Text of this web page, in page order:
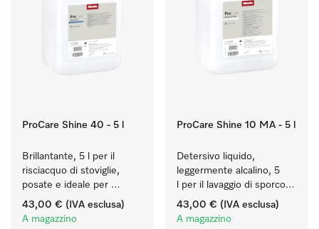
ProCare Shine 40 - 5 l
Brillantante, 5 l per il
risciacquo di stoviglie,
posate e ideale per
bicchieri.
43,00 € (IVA esclusa)
A magazzino
ProCare Shine 10 MA - 5 l
Detersivo liquido,
leggermente alcalino, 5
l per il lavaggio di sporco
leggero su stoviglie,
posate e bicchieri.
43,00 € (IVA esclusa)
A magazzino